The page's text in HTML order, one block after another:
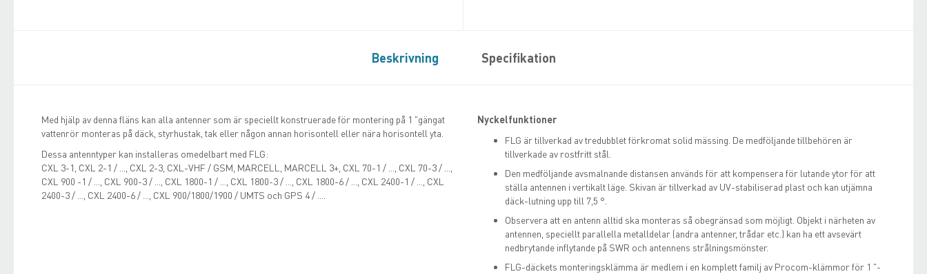
Beskrivning Specifikation
Med hjälp av denna fläns kan alla antenner som är speciellt konstruerade för montering på 1 "gängat
vattenrör monteras på däck, styrhustak, tak eller någon annan horisontell eller nära horisontell yta.
Dessa antenntyper kan installeras omedelbart med FLG:
CXL 3-1, CXL 2-1 / ..., CXL 2-3, CXL-VHF / GSM, MARCELL, MARCELL 3+, CXL 70-1 / ..., CXL 70-3 / ...,
CXL 900 -1 / ..., CXL 900-3 / ..., CXL 1800-1 / ..., CXL 1800-3 / ..., CXL 1800-6 / ..., CXL 2400-1 / ..., CXL
2400-3 / ..., CXL 2400-6 / ..., CXL 900/1800/1900 / UMTS och GPS 4 / ....
Nyckelfunktioner
FLG är tillverkad av tredubblet förkromat solid mässing. De medföljande tillbehören är
tillverkade av rostfritt stål.
Den medföljande avsmalnande distansen används för att kompensera för lutande ytor för att
ställa antennen i vertikalt läge. Skivan är tillverkad av UV-stabiliserad plast och kan utjämna
däck-lutning upp till 7,5 °.
Observera att en antenn alltid ska monteras så obegränsad som möjligt. Objekt i närheten av
antennen, speciellt parallella metalldelar (andra antenner, trådar etc.) kan ha ett avsevärt
nedbrytande inflytande på SWR och antennens strålningsmönster.
FLG-däckets monteringsklämma är medlem i en komplett familj av Procom-klämmor för 1 "-